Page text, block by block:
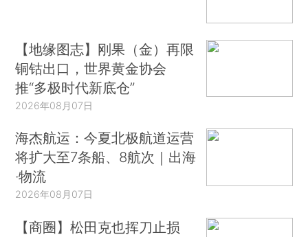
【地缘图志】刚果（金）再限
铜钴出口，世界黄金协会
推“多极时代新底仓”
2026年08月07日
海杰航运：今夏北极航道运营
将扩大至7条船、8航次｜出海
·物流
2026年08月07日
【商圈】松田克也挥刀止损